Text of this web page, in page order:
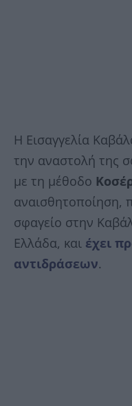
Η Εισαγγελία
την αναστολή της
με τη μέθοδο
αναισθητοποίηση,
σφαγείο στην
Ελλάδα, και έχει
αντιδράσεων.